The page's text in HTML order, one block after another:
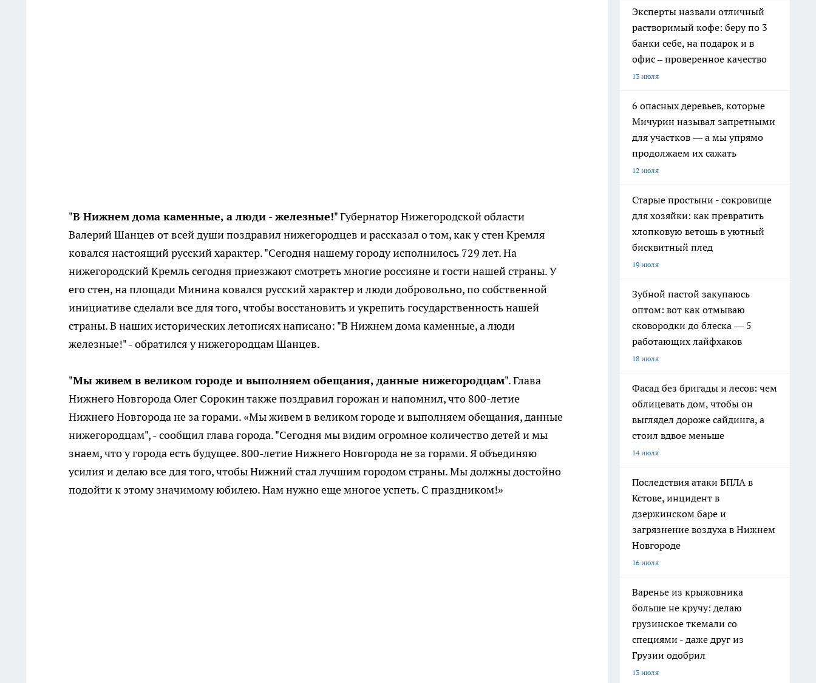
"В Нижнем дома каменные, а люди - железные!" Губернатор Нижегородской области
Валерий Шанцев от всей души поздравил нижегородцев и рассказал о том, как у стен Кремля
ковался настоящий русский характер. "Сегодня нашему городу исполнилось 729 лет. На
нижегородский Кремль сегодня приезжают смотреть многие россияне и гости нашей страны. У
его стен, на площади Минина ковался русский характер и люди добровольно, по собственной
инициативе сделали все для того, чтобы восстановить и укрепить государственность нашей
страны. В наших исторических летописях написано: "В Нижнем дома каменные, а люди
железные!" - обратился у нижегородцам Шанцев.
"Мы живем в великом городе и выполняем обещания, данные нижегородцам". Глава
Нижнего Новгорода Олег Сорокин также поздравил горожан и напомнил, что 800-летие
Нижнего Новгорода не за горами. «Мы живем в великом городе и выполняем обещания, данные
нижегородцам", - сообщил глава города. "Сегодня мы видим огромное количество детей и мы
знаем, что у города есть будущее. 800-летие Нижнего Новгорода не за горами. Я объединяю
усилия и делаю все для того, чтобы Нижний стал лучшим городом страны. Мы должны достойно
подойти к этому значимому юбилею. Нам нужно еще многое успеть. С праздником!»
Эксперты назвали отличный
растворимый кофе: беру по 3
банки себе, на подарок и в
офис – проверенное качество
13 июля
6 опасных деревьев, которые
Мичурин называл запретными
для участков — а мы упрямо
продолжаем их сажать
12 июля
Старые простыни - сокровище
для хозяйки: как превратить
хлопковую ветошь в уютный
бисквитный плед
19 июля
Зубной пастой закупаюсь
оптом: вот как отмываю
сковородки до блеска — 5
работающих лайфхаков
18 июля
Фасад без бригады и лесов: чем
облицевать дом, чтобы он
выглядел дороже сайдинга, а
стоил вдвое меньше
14 июля
Последствия атаки БПЛА в
Кстове, инцидент в
дзержинском баре и
загрязнение воздуха в Нижнем
Новгороде
16 июля
Варенье из крыжовника
больше не кручу: делаю
грузинское ткемали со
специями - даже друг из
Грузии одобрил
13 июля